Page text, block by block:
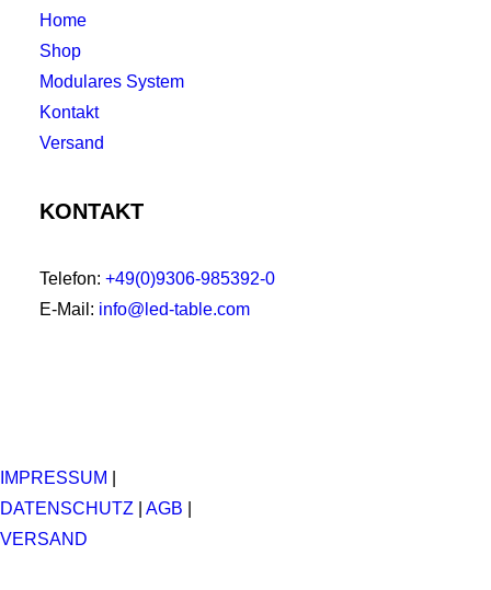
Home
Shop
Modulares System
Kontakt
Versand
KONTAKT
Telefon: +49(0)9306-985392-0
E-Mail: info@led-table.com
IMPRESSUM
DATENSCHUTZ
AGB
VERSAND